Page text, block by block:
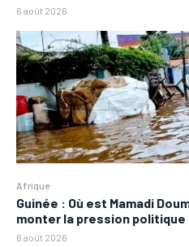
6 août 2026
Afrique
Guinée : Où est Mamadi
monter la pression politique
6 août 2026